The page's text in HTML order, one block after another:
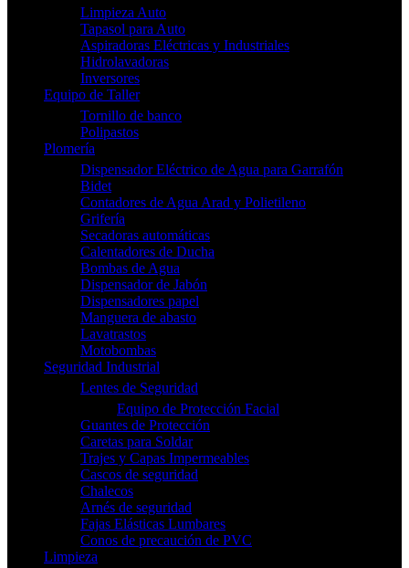
Limpieza Auto
Tapasol para Auto
Aspiradoras Eléctricas y Industriales
Hidrolavadoras
Inversores
Equipo de Taller
Tornillo de banco
Polipastos
Plomería
Dispensador Eléctrico de Agua para Garrafón
Bidet
Contadores de Agua Arad y Polietileno
Grifería
Secadoras automáticas
Calentadores de Ducha
Bombas de Agua
Dispensador de Jabón
Dispensadores papel
Manguera de abasto
Lavatrastos
Motobombas
Seguridad Industrial
Lentes de Seguridad
Equipo de Protección Facial
Guantes de Protección
Caretas para Soldar
Trajes y Capas Impermeables
Cascos de seguridad
Chalecos
Arnés de seguridad
Fajas Elásticas Lumbares
Conos de precaución de PVC
Limpieza